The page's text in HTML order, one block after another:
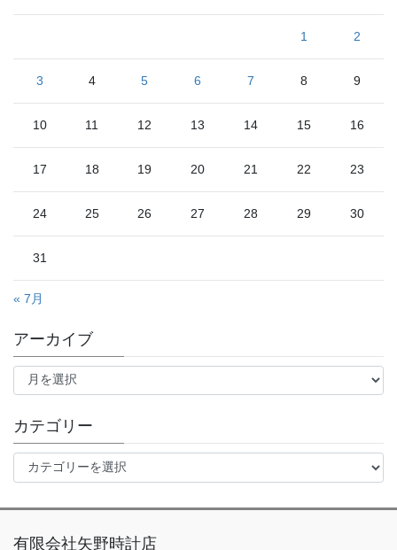
1 2
3 4 5 6 7 8 9
10 11 12 13 14 15 16
17 18 19 20 21 22 23
24 25 26 27 28 29 30
31
« 7月
アーカイブ
ア
イ
カテゴリー
テ
ー
有限会社矢野時計店